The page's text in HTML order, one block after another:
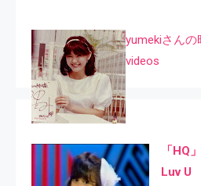
yumekiさん
videos
「HQ
Luv U